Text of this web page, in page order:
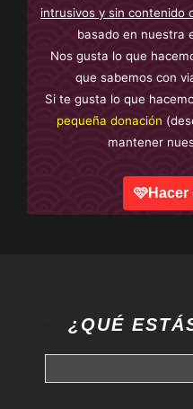
intrusivos y sin contenido
basado en nuestra
Nos gusta lo que
que sabemos con
Si te gusta lo que
pequeña donación
mantener
🩷Hacer
¿QUÉ